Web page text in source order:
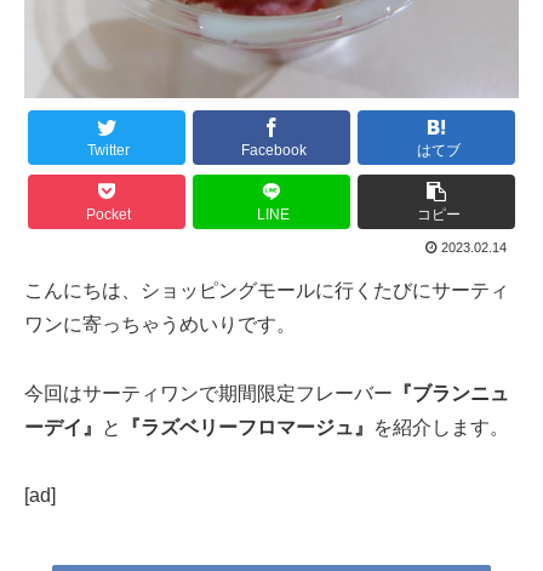
Twitter Facebook はてブ
Pocket LINE コピー
2023.02.14
こんにちは、ショッピングモールに行くたびにサーティ
ワンに寄っちゃうめいりです。
今回はサーティワンで期間限定フレーバー 『ブランニュ
ーデイ』
と 『ラズベリーフロマージュ』 を紹介します。
[ad]